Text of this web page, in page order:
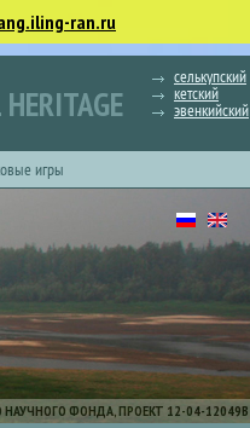
ran.ru
селькупский
кетский
эвенкийский
игры
ФОНДА, ПРОЕКТ 12-04-12049В